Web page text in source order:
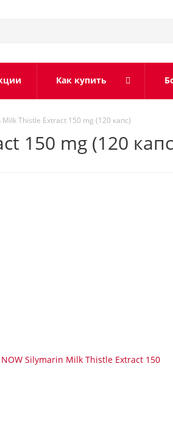
Как купить
Milk Thistle Extract 150 mg (120 капс)
150 mg (120